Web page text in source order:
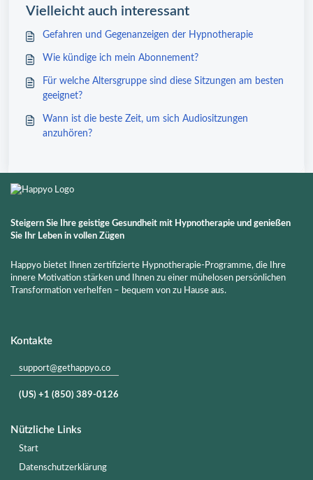
Vielleicht auch interessant
Gefahren und Gegenanzeigen der Hypnotherapie
Wie kündige ich mein Abonnement?
Für welche Altersgruppe sind diese Sitzungen am besten
geeignet?
Wann ist die beste Zeit, um sich Audiositzungen
anzuhören?
Steigern Sie Ihre geistige Gesundheit mit Hypnotherapie und genießen
Sie Ihr Leben in vollen Zügen
Happyo bietet Ihnen zertifizierte Hypnotherapie-Programme, die Ihre
innere Motivation stärken und Ihnen zu einer mühelosen persönlichen
Transformation verhelfen – bequem von zu Hause aus.
Kontakte
support@gethappyo.co
(US) +1 (850) 389-0126
Nützliche Links
Start
Datenschutzerklärung